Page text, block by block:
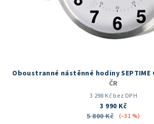
Oboustranné nástěnné hodiny SEPTIME
ČR
3 298 Kč bez DPH
3 990 Kč
5 800 Kč
(–31 %)